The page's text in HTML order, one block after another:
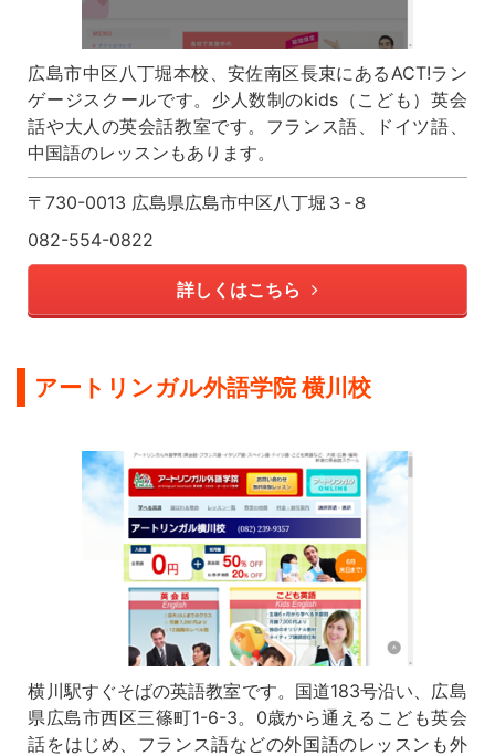
広島市中区八丁堀本校、安佐南区長束にあるACT!ラン
ゲージスクールです。少人数制のkids（こども）英会
話や大人の英会話教室です。フランス語、ドイツ語、
中国語のレッスンもあります。
〒730-0013 広島県広島市中区八丁堀３-８
082-554-0822
詳しくはこちら
アートリンガル外語学院 横川校
横川駅すぐそばの英語教室です。国道183号沿い、広島
県広島市西区三篠町1-6-3。0歳から通えるこども英会
話をはじめ、フランス語などの外国語のレッスンも外